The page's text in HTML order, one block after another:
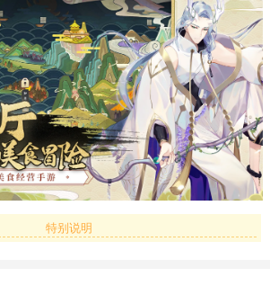
心的美味，带到灵域的每个角落。成为店长的
大冒险，就已经开启了！
餐厅的经营状况，包括销售、经营趋势等信
员和厨师的工作，制作符合不同灵界种族口味
解锁更多功能与装饰。完全自定义的餐厅装
的灶台、桌椅、门窗、屏风、摆件、挂件进行
的网红餐厅。
特别说明